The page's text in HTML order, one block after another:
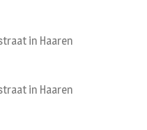
in Haaren
in Haaren